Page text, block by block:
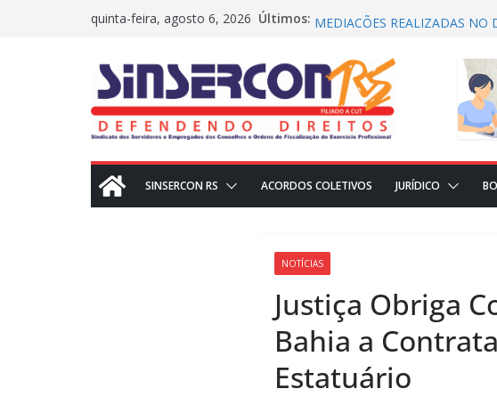
quinta-feira, agosto 6, 2026 Últimos:
Assembleia act 2026/2027
MEDIAÇÕES REALIZADAS NO
Dissídio 2025
PROTESTO JUDICIAL
SINSERCON RS ACORDOS COLETIVOS JURÍDICO
NOTÍCIAS
Justiça Obriga
Bahia a
Estatuário